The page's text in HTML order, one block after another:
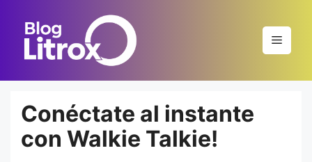
contenido
Menú
Conéctate al instante
con Walkie Talkie!